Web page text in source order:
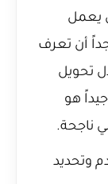
يعمل
أن تعرف
تحويل
هو
ناجحة.
وتحديد